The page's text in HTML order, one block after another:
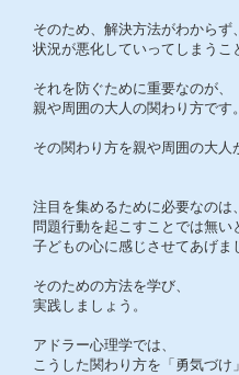
そのため、解決方法がわからず、
状況が悪化していってしまうこ
それを防ぐために重要なのが、
親や周囲の大人の関わり方です。
その関わり方を親や周囲の大人
注目を集めるために必要なのは、
問題行動を起こすことでは無い
子どもの心に感じさせてあげま
そのための方法を学び、
実践しましょう。
アドラー心理学では、
こうした関わり方を「勇気づけ